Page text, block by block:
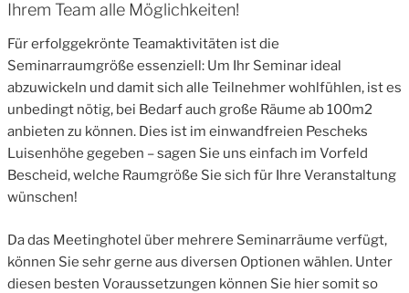
Ihrem Team alle Möglichkeiten!
Für erfolggekrönte Teamaktivitäten ist die
Seminarraumgröße essenziell: Um Ihr Seminar ideal
abzuwickeln und damit sich alle Teilnehmer wohlfühlen, ist es
unbedingt nötig, bei Bedarf auch große Räume ab 100m2
anbieten zu können. Dies ist im einwandfreien Pescheks
Luisenhöhe gegeben – sagen Sie uns einfach im Vorfeld
Bescheid, welche Raumgröße Sie sich für Ihre Veranstaltung
wünschen!
Da das Meetinghotel über mehrere Seminarräume verfügt,
können Sie sehr gerne aus diversen Optionen wählen. Unter
diesen besten Voraussetzungen können Sie hier somit so